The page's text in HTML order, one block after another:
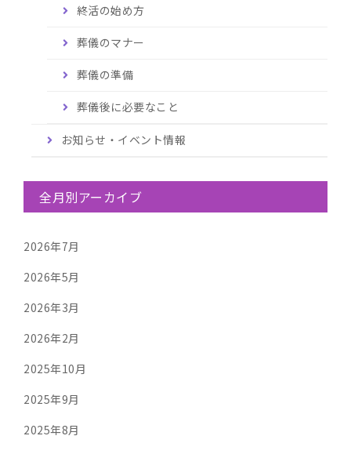
終活の始め方
葬儀のマナー
葬儀の準備
葬儀後に必要なこと
お知らせ・イベント情報
全月別アーカイブ
2026年7月
2026年5月
2026年3月
2026年2月
2025年10月
2025年9月
2025年8月